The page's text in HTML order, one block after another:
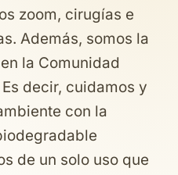
zoom, cirugías e
Además, somos la
la Comunidad
decir, cuidamos y
con la
de un solo uso que